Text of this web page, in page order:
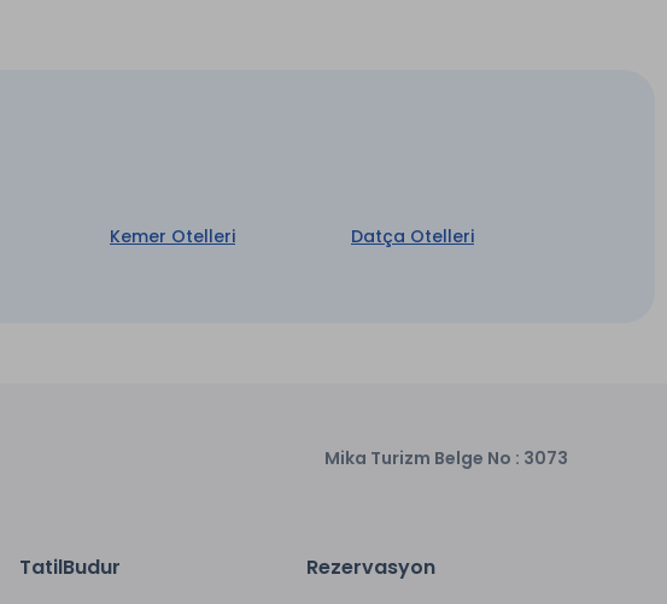
Kemer Otelleri Datça Otelleri
Mika Turizm Belge No : 3073
TatilBudur Rezervasyon